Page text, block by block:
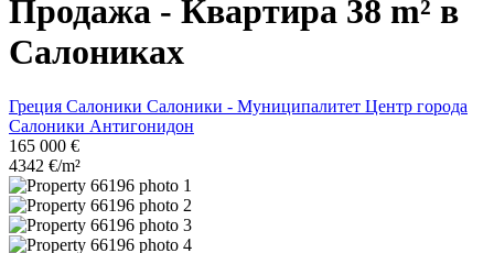
Продажа - Квартира 38 m² в
Салониках
Греция Салоники Салоники - Муниципалитет Центр города
Салоники Антигонидон
165 000 €
4342 €/m²